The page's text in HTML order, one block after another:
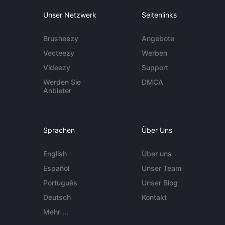
Unser Netzwerk
Brusheezy
Vecteezy
Videezy
Werden Sie
Anbieter
Seitenlinks
Angebote
Werben
Support
DMCA
Sprachen
English
Español
Português
Deutsch
Mehr ...
Über Uns
Über uns
Unser Team
Unser Blog
Kontakt